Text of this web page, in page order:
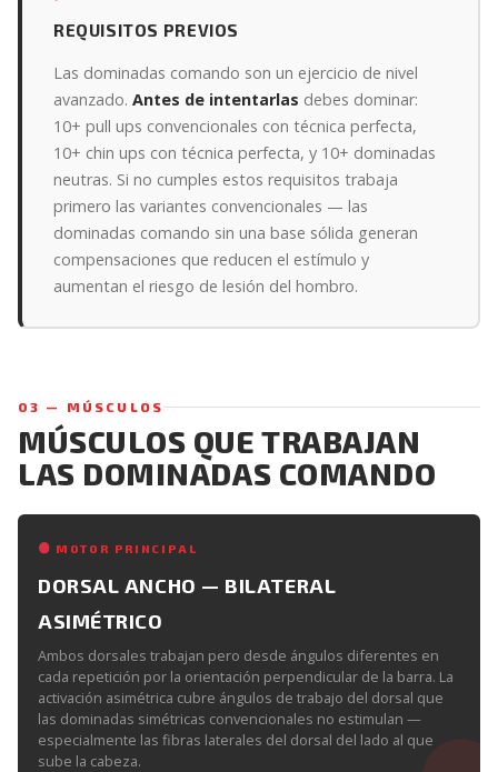
REQUISITOS PREVIOS
Las dominadas comando son un ejercicio de nivel
avanzado. Antes de intentarlas debes dominar:
10+ pull ups convencionales con técnica perfecta,
10+ chin ups con técnica perfecta, y 10+ dominadas
neutras. Si no cumples estos requisitos trabaja
primero las variantes convencionales — las
dominadas comando sin una base sólida generan
compensaciones que reducen el estímulo y
aumentan el riesgo de lesión del hombro.
03 — MÚSCULOS
MÚSCULOS QUE TRABAJAN
LAS DOMINADAS COMANDO
MOTOR PRINCIPAL
DORSAL ANCHO — BILATERAL
ASIMÉTRICO
Ambos dorsales trabajan pero desde ángulos diferentes en
cada repetición por la orientación perpendicular de la barra. La
activación asimétrica cubre ángulos de trabajo del dorsal que
las dominadas simétricas convencionales no estimulan —
especialmente las fibras laterales del dorsal del lado al que
sube la cabeza.